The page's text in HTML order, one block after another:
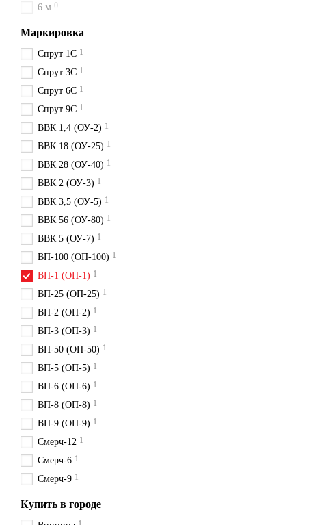
6 м 0
Маркировка
Спрут 1С 1
Спрут 3С 1
Спрут 6С 1
Спрут 9С 1
ВВК 1,4 (ОУ-2) 1
ВВК 18 (ОУ-25) 1
ВВК 28 (ОУ-40) 1
ВВК 2 (ОУ-3) 1
ВВК 3,5 (ОУ-5) 1
ВВК 56 (ОУ-80) 1
ВВК 5 (ОУ-7) 1
ВП-100 (ОП-100) 1
ВП-1 (ОП-1) 1
ВП-25 (ОП-25) 1
ВП-2 (ОП-2) 1
ВП-3 (ОП-3) 1
ВП-50 (ОП-50) 1
ВП-5 (ОП-5) 1
ВП-6 (ОП-6) 1
ВП-8 (ОП-8) 1
ВП-9 (ОП-9) 1
Смерч-12 1
Смерч-6 1
Смерч-9 1
Купить в городе